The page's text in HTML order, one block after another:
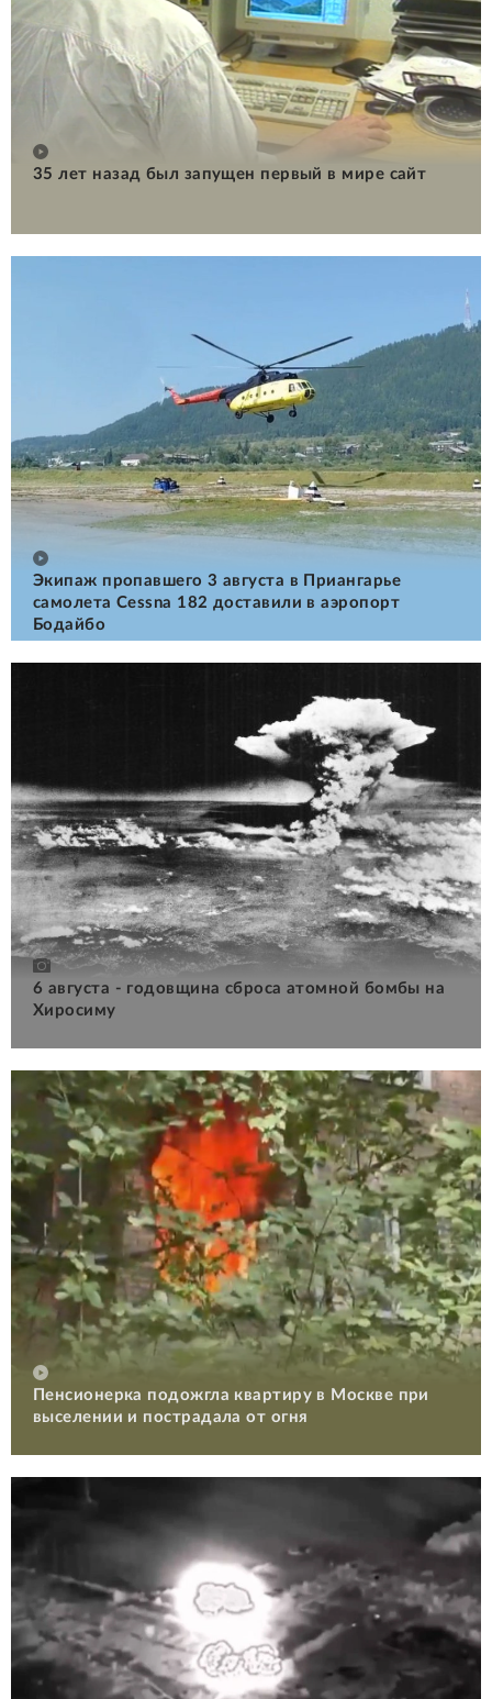
35 лет назад был запущен первый в мире сайт
Экипаж пропавшего 3 августа в Приангарье
самолета Cessna 182 доставили в аэропорт
Бодайбо
6 августа - годовщина сброса атомной бомбы на
Хиросиму
Пенсионерка подожгла квартиру в Москве при
выселении и пострадала от огня